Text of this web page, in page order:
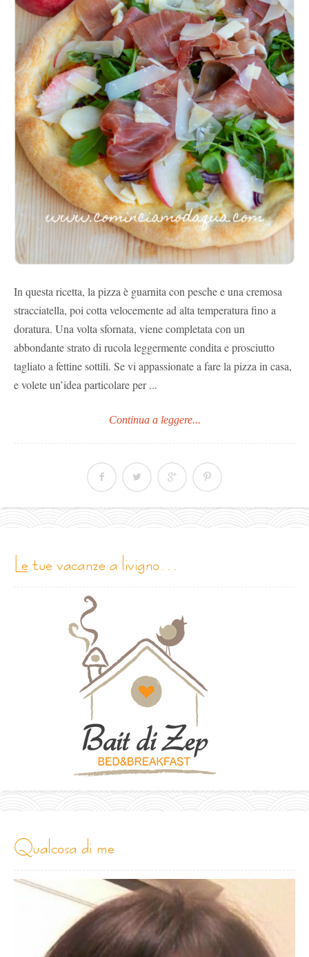
In questa ricetta, la pizza è guarnita con pesche e una cremosa
stracciatella, poi cotta velocemente ad alta temperatura fino a
doratura. Una volta sfornata, viene completata con un
abbondante strato di rucola leggermente condita e prosciutto
tagliato a fettine sottili. Se vi appassionate a fare la pizza in casa,
e volete un’idea particolare per ...
Continua a leggere...
le tue vacanze a livigno…
qualcosa di me